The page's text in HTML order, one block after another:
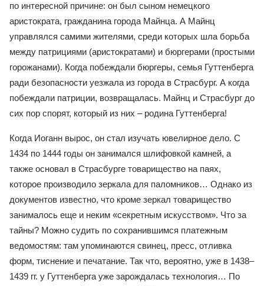
по интересной причине: он был сыном немецкого
аристократа, гражданина города Майнца. А Майнц
управлялся самими жителями, среди которых шла борьба
между патрициями (аристократами) и бюргерами (простыми
горожанами). Когда побеждали бюргеры, семья Гуттенберга
ради безопасности уезжала из города в Страсбург. А когда
побеждали патриции, возвращалась. Майнц и Страсбург до
сих пор спорят, который из них – родина Гуттенберга!
Когда Иоганн вырос, он стал изучать ювелирное дело. С
1434 по 1444 годы он занимался шлифовкой камней, а
также основал в Страсбурге товарищество на паях,
которое производило зеркала для паломников… Однако из
документов известно, что кроме зеркал товарищество
занималось еще и неким «секретным искусством». Что за
тайны? Можно судить по сохранившимся платежным
ведомостям: там упоминаются свинец, пресс, отливка
форм, тиснение и печатание. Так что, вероятно, уже в 1438–
1439 гг. у Гуттенберга уже зарождалась технология… По